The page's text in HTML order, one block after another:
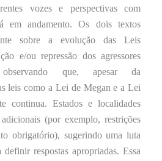
vozes e perspectivas com
em andamento. Os dois textos
sobre a evolução das Leis
e/ou repressão dos agressores
que, apesar da
leis como a Lei de Megan e a Lei
continua. Estados e localidades
(por exemplo, restrições
obrigatório), sugerindo uma luta
respostas apropriadas. Essa